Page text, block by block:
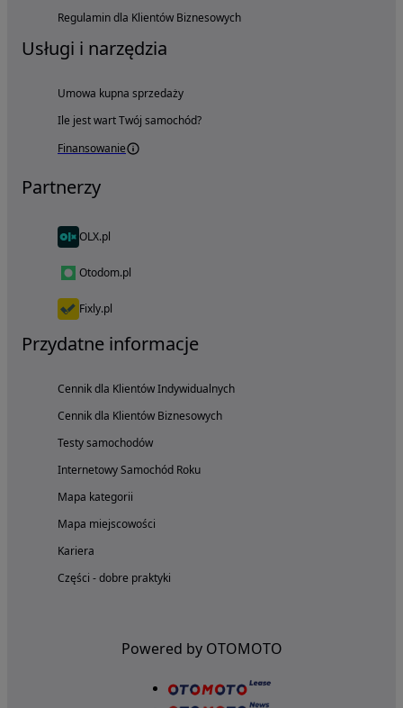
Regulamin dla Klientów Biznesowych
Usługi i narzędzia
Umowa kupna sprzedaży
Ile jest wart Twój samochód?
Finansowanie
Partnerzy
OLX.pl
Otodom.pl
Fixly.pl
Przydatne informacje
Cennik dla Klientów Indywidualnych
Cennik dla Klientów Biznesowych
Testy samochodów
Internetowy Samochód Roku
Mapa kategorii
Mapa miejscowości
Kariera
Części - dobre praktyki
Powered by OTOMOTO